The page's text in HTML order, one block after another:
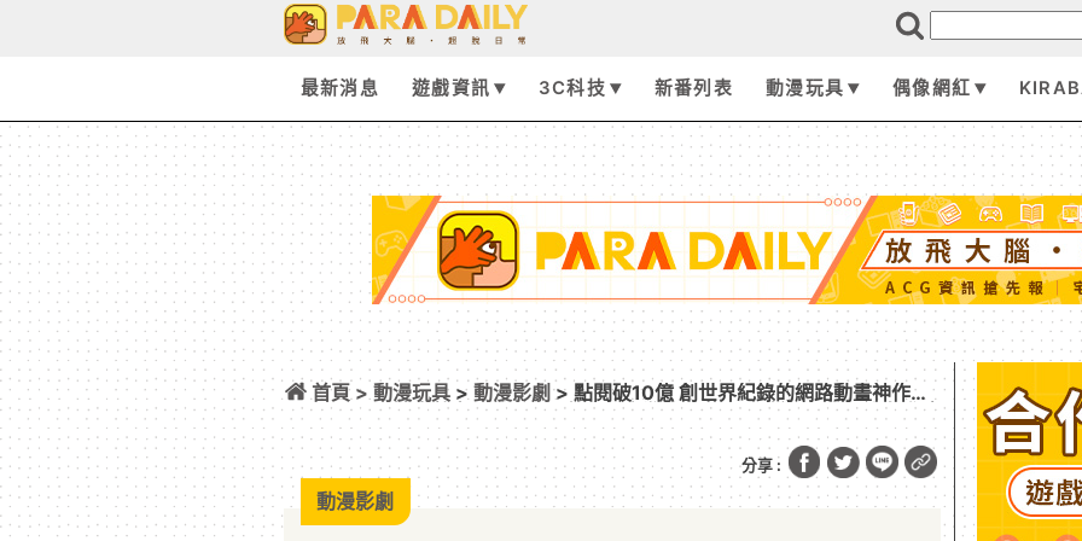
最新消息 遊戲資訊 3C科技 新番列表 動漫玩具 偶像網紅
首頁 >動漫玩具 >動漫影劇 > 點閱破10億 創世界紀錄的網路動畫神作
《神奇數字馬戲團：最終章》台灣大銀幕上映確認 台灣粉絲自發破
萬人連署成功驚動 CEO 親自回信 6 月 5 日全球同步大銀幕驚奇
分享 :
動漫影劇